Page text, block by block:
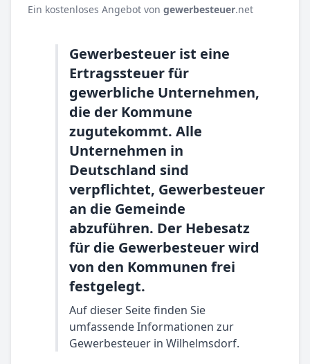
Ein kostenloses Angebot von gewerbesteuer.net
Gewerbesteuer ist eine
Ertragssteuer für
gewerbliche Unternehmen,
die der Kommune
zugutekommt. Alle
Unternehmen in
Deutschland sind
verpflichtet, Gewerbesteuer
an die Gemeinde
abzuführen. Der Hebesatz
für die Gewerbesteuer wird
von den Kommunen frei
festgelegt.
Auf dieser Seite finden Sie
umfassende Informationen zur
Gewerbesteuer in Wilhelmsdorf.